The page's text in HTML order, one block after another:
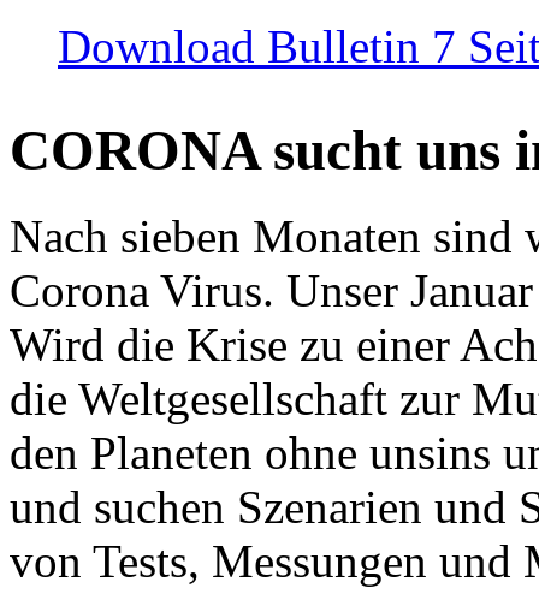
Download Bulletin 7
CORONA sucht uns
Nach sieben Monaten
Corona Virus. Unser
Wird die Krise zu einer
die Weltgesellschaft zur
den Planeten ohne unsins
und suchen Szenarien und
von Tests, Messungen und